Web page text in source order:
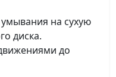
на сухую
диска.
до